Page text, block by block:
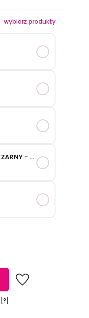
?
wybierz produkty
Krzesło Taboret Rodeo Siodło z oparciem kosmetyczne CZARNY - ZŁOTY